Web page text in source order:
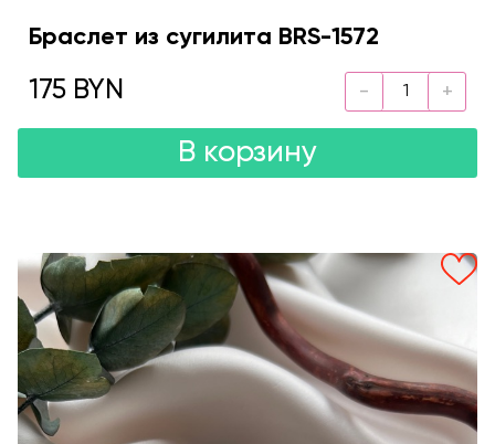
Браслет из сугилита BRS-1572
175 BYN
В корзину